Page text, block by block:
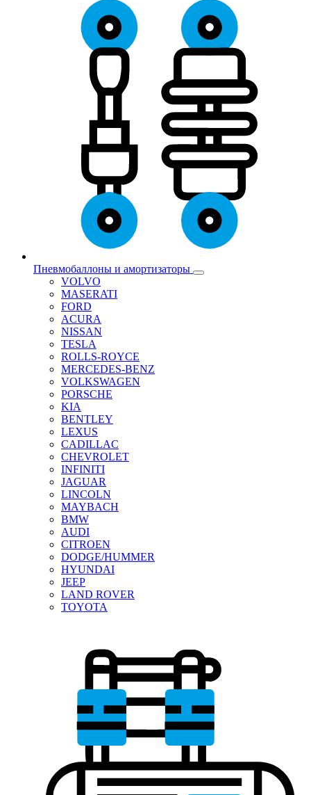
Пневмобаллоны и амортизаторы
VOLVO
MASERATI
FORD
ACURA
NISSAN
TESLA
ROLLS-ROYCE
MERCEDES-BENZ
VOLKSWAGEN
PORSCHE
KIA
BENTLEY
LEXUS
CADILLAC
CHEVROLET
INFINITI
JAGUAR
LINCOLN
MAYBACH
BMW
AUDI
CITROEN
DODGE/HUMMER
HYUNDAI
JEEP
LAND ROVER
TOYOTA